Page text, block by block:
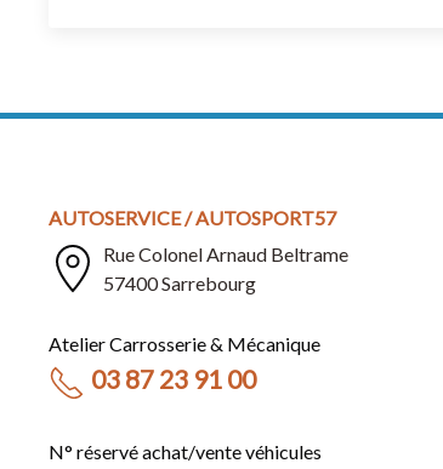
AUTOSERVICE / AUTOSPORT57
Rue Colonel Arnaud Beltrame
57400 Sarrebourg
Atelier Carrosserie & Mécanique
03 87 23 91 00
N° réservé achat/vente véhicules